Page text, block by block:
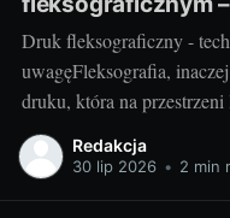
Druk fleksograficzny -
uwagęFleksografia,
druku, która na przestrzeni
niezawodności i
etykiety, opakowania, a
Redakcja
30 lip 2026 • 2 min